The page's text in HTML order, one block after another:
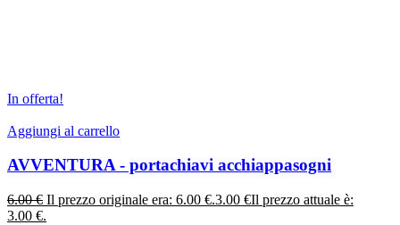
In offerta!
Aggiungi al carrello
AVVENTURA - portachiavi acchiappasogni
6.00€ Il prezzo originale era: 6.00 €.3.00 €Il prezzo attuale è:
3.00 €.